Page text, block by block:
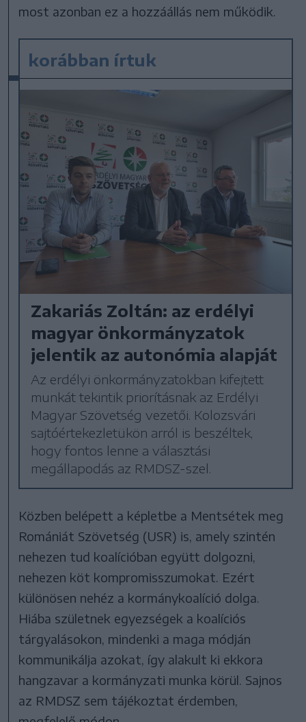
most azonban ez a hozzáállás nem működik.
korábban írtuk
Zakariás Zoltán: az erdélyi
magyar önkormányzatok
jelentik az autonómia alapját
Az erdélyi önkormányzatokban kifejtett
munkát tekintik priorításnak az Erdélyi
Magyar Szövetség vezetői. Kolozsvári
sajtóértekezletükön arról is beszéltek,
hogy fontos lenne a választási
megállapodás az RMDSZ-szel.
Közben belépett a képletbe a Mentsétek meg
Romániát Szövetség (USR) is, amely szintén
nehezen tud koalícióban együtt dolgozni,
nehezen köt kompromisszumokat. Ezért
különösen nehéz a kormánykoalíció dolga.
Hiába születnek egyezségek a koalíciós
tárgyalásokon, mindenki a maga módján
kommunikálja azokat, így alakult ki ekkora
hangzavar a kormányzati munka körül. Sajnos
az RMDSZ sem tájékoztat érdemben,